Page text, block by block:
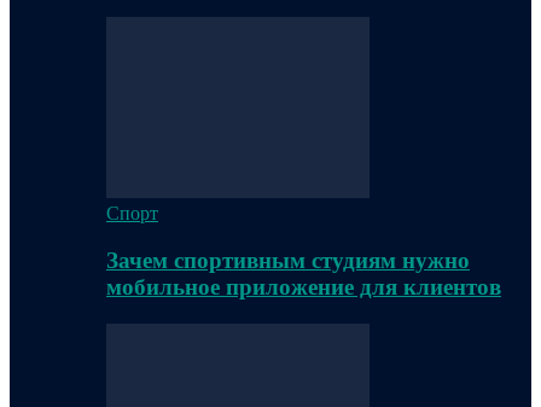
Спорт
Зачем спортивным студиям нужно
мобильное приложение для клиентов